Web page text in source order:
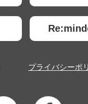
プライバシーポ